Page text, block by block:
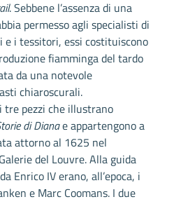
. Sebbene l’assenza di una
permesso agli specialisti di
i tessitori, essi costituiscono
fiamminga del tardo
da una notevole
chiaroscurali.
tre pezzi che illustrano
di Dianae appartengono a
attorno al 1625 nel
del Louvre. Alla guida
Enrico IV erano, all’epoca, i
e Marc Coomans. I due